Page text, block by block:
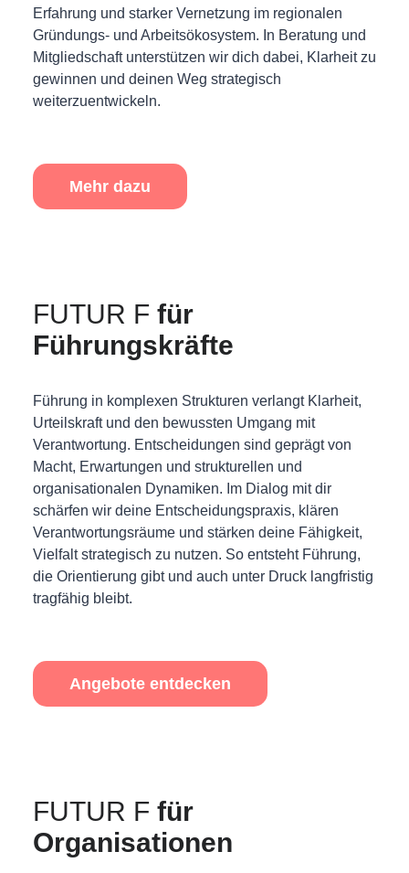
Erfahrung und starker Vernetzung im regionalen
Gründungs- und Arbeitsökosystem. In Beratung und
Mitgliedschaft unterstützen wir dich dabei, Klarheit zu
gewinnen und deinen Weg strategisch
weiterzuentwickeln.
Mehr dazu
FUTUR Ffür
Führungskräfte
Führung in komplexen Strukturen verlangt Klarheit,
Urteilskraft und den bewussten Umgang mit
Verantwortung. Entscheidungen sind geprägt von
Macht, Erwartungen und strukturellen und
organisationalen Dynamiken. Im Dialog mit dir
schärfen wir deine Entscheidungspraxis, klären
Verantwortungsräume und stärken deine Fähigkeit,
Vielfalt strategisch zu nutzen. So entsteht Führung,
die Orientierung gibt und auch unter Druck langfristig
tragfähig bleibt.
Angebote entdecken
FUTUR Ffür
Organisationen